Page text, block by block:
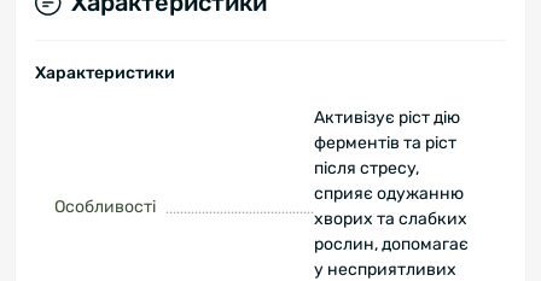
Характеристики
Особливості
Активізує ріст дію
ферментів та ріст
після стресу,
сприяє одужанню
хворих та слабких
рослин, допомагає
у несприятливих